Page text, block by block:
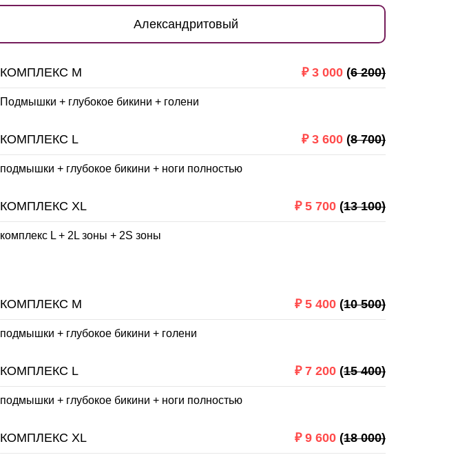
Александритовый
КОМПЛЕКС M ₽ 3 000 (6 200)
Подмышки + глубокое бикини + голени
КОМПЛЕКС L ₽ 3 600 (8 700)
подмышки + глубокое бикини + ноги полностью
КОМПЛЕКС XL ₽ 5 700 (13 100)
комплекс L + 2L зоны + 2S зоны
КОМПЛЕКС M ₽ 5 400 (10 500)
подмышки + глубокое бикини + голени
КОМПЛЕКС L ₽ 7 200 (15 400)
подмышки + глубокое бикини + ноги полностью
КОМПЛЕКС XL ₽ 9 600 (18 000)